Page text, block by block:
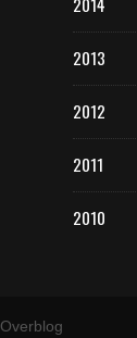
2013
2012
2011
2010
Overblog